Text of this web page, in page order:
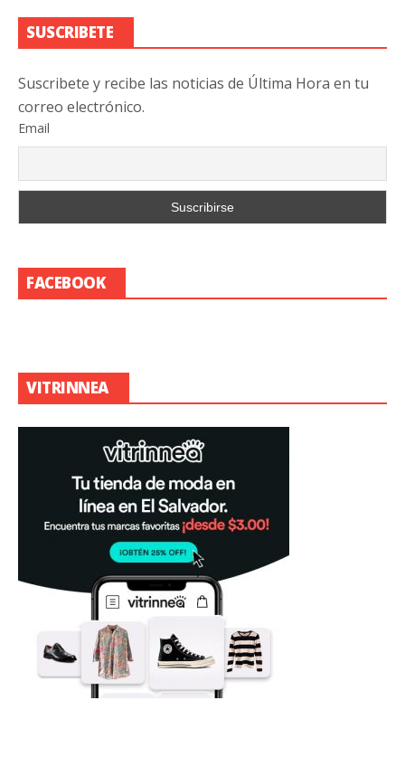
SUSCRIBETE
Suscribete y recibe las noticias de Última Hora en tu
correo electrónico.
Email
FACEBOOK
VITRINNEA